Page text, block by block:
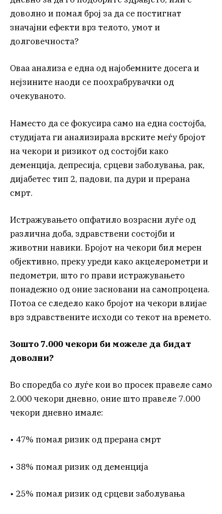
доволно и помал број за да се постигнат
значајни ефекти врз телото, умот и
долговечноста?
Оваа анализа е една од најобемните досега и
нејзините наоди се поохрабрувачки од
очекуваното.
Наместо да се фокусира само на една состојба,
студијата ги анализирала врските меѓу бројот
на чекори и ризикот од состојби како
деменција, депресија, срцеви заболувања, рак,
дијабетес тип 2, падови, па дури и прерана
смрт.
Истражувањето опфатило возрасни луѓе од
различна доба, здравствени состојби и
животни навики. Бројот на чекори бил мерен
објективно, преку уреди како акцелерометри и
педометри, што го прави истражувањето
понадежно од оние засновани на самопроцена.
Потоа се следело како бројот на чекори влијае
врз здравствените исходи со текот на времето.
Зошто 7.000 чекори би можеле да бидат
доволни?
Во споредба со луѓе кои во просек правеле само
2.000 чекори дневно, оние што правеле 7.000
чекори дневно имале:
• 47% помал ризик од прерана смрт
• 38% помал ризик од деменција
• 25% помал ризик од срцеви заболувања